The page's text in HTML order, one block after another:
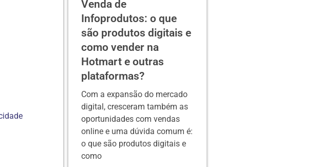
Venda de
Infoprodutos: o que
são produtos digitais e
como vender na
Hotmart e outras
plataformas?
Com a expansão do mercado
digital, cresceram também as
oportunidades com vendas
online e uma dúvida comum é:
o que são produtos digitais e
como